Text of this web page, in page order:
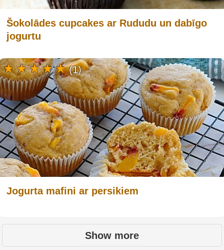
Šokolādes cupcakes ar Rududu un dabīgo
jogurtu
Jogurta mafini ar persikiem
(1)
Show more